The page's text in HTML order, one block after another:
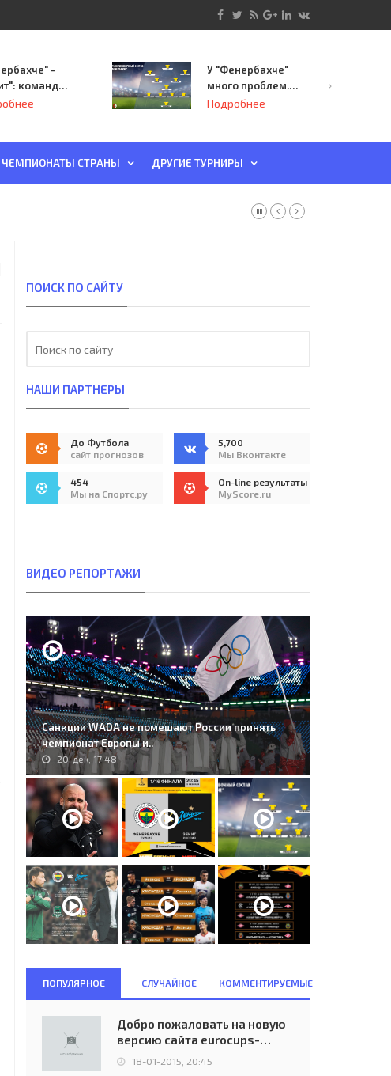
-
команда
начинает
У "Фенербахче"
много проблем.
Но он опасен для
Подробнее
ЧЕМПИОНАТЫ СТРАНЫ ДРУГИЕ ТУРНИРЫ
ПОИСК ПО САЙТУ
НАШИ ПАРТНЕРЫ
До Футбола
сайт прогнозов
5,700
Мы Вконтакте
454
Мы на Спортс.ру
On-line результаты
MyScore.ru
ВИДЕО РЕПОРТАЖИ
Санкции WADA не помешают России принять
чемпионат Европы и..
20-дек, 17:48
ПОПУЛЯРНОЕ СЛУЧАЙНОЕ КОММЕНТИРУЕМЫЕ
Добро пожаловать на новую
версию сайта eurocups-
uefa.ru
18-01-2015, 20:45